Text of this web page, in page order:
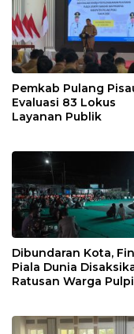
Pemkab Pulang
Evaluasi 83 Lokus
Layanan Publik
Dibundaran Kota,
Piala Dunia
Ratusan Warga